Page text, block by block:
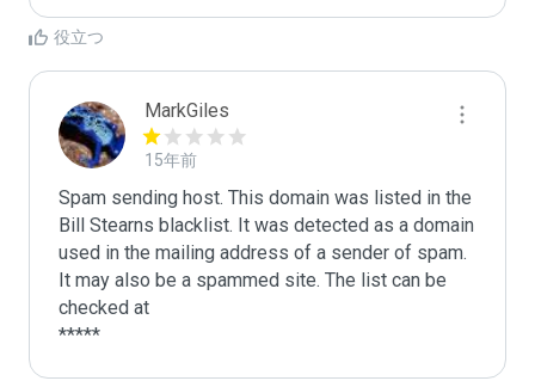
役立つ
MarkGiles
15年前
Spam sending host. This domain was listed in the
Bill Stearns blacklist. It was detected as a domain
used in the mailing address of a sender of spam.
It may also be a spammed site. The list can be
checked at